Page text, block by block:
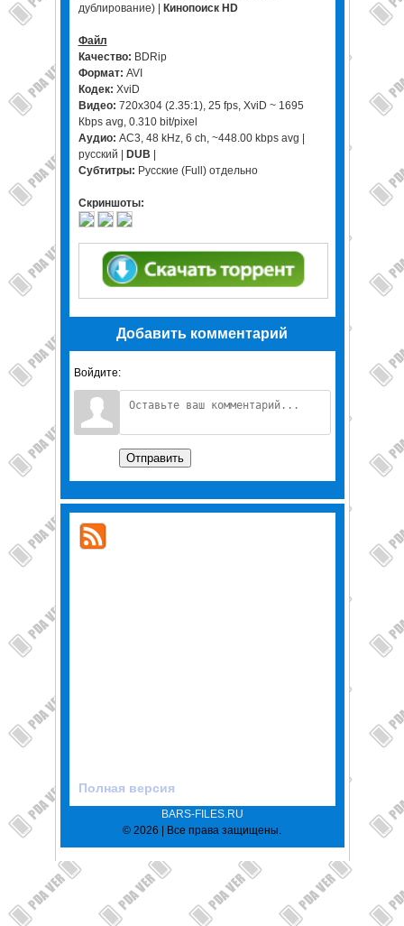
дублирование) | Кинопоиск HD
Файл
Качество: BDRip
Формат: AVI
Кодек: XviD
Видео: 720x304 (2.35:1), 25 fps, XviD ~ 1695
Кbps avg, 0.310 bit/pixel
Аудио: AC3, 48 kHz, 6 ch, ~448.00 kbps avg |
русский | DUB |
Субтитры: Русские (Full) отдельно
Скриншоты:
Добавить комментарий
Войдите:
Отправить
Полная версия
BARS-FILES.RU
© 2026 | Все права защищены.